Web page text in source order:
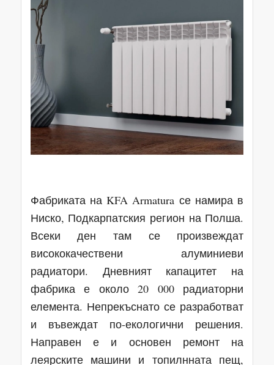
Фабриката на KFA Armatura се намира в
Ниско, Подкарпатския регион на Полша.
Всеки ден там се произвеждат
висококачествени алуминиеви
радиатори. Дневният капацитет на
фабрика е около 20 000 радиаторни
елемента. Непрекъснато се разработват
и въвеждат по-екологични решения.
Направен е и основен ремонт на
леярските машини и топилнната пещ,